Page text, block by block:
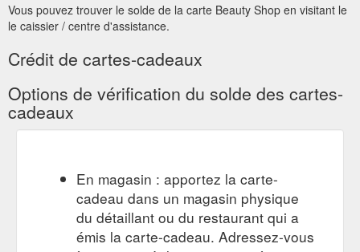
Vous pouvez trouver le solde de la carte Beauty Shop en visitant le
le caissier / centre d'assistance.
Crédit de cartes-cadeaux
Options de vérification du solde des cartes-
cadeaux
En magasin : apportez la carte-
cadeau dans un magasin physique
du détaillant ou du restaurant qui a
émis la carte-cadeau. Adressez-vous